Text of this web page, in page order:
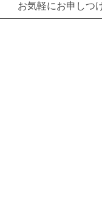
お気軽にお申しつ